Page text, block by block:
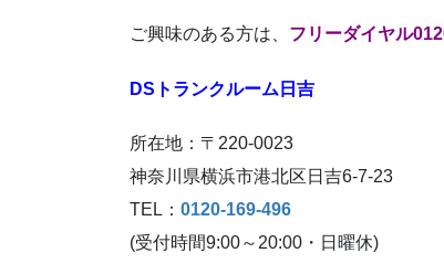
ご興味のある方は、 フリーダイヤル
DSトランクルーム日吉
所在地：〒220-0023
神奈川県横浜市港北区日吉6-7-23
TEL： 0120-169-496
(受付時間9:00～20:00・日曜休)